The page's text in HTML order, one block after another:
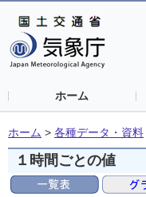
ホーム
ホーム > 各種データ・資料
１時間ごとの値